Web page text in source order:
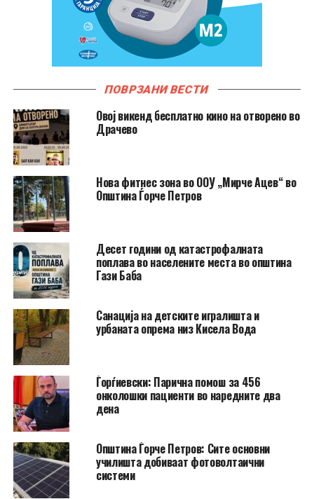
ПОВРЗАНИ ВЕСТИ
​Овој викенд бесплатно кино на отворено во
Драчево
Нова фитнес зона во ООУ „Мирче Ацев“ во
Општина Ѓорче Петров
Десет години од катастрофалната
поплава во населените места во општина
Гази Баба
​Санација на детските игралишта и
урбаната опрема низ Кисела Вода
Ѓорѓиевски: Парична помош за 456
онколошки пациенти во наредните два
дена
Општина Ѓорче Петров: Сите основни
училишта добиваат фотоволтаични
системи